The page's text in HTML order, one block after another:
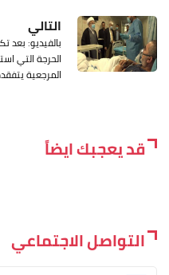
التالي
بالفيديو: بعد
الحرجة التي
المرجعية
قد يعجبك ايضاً
التواصل الاجتماعي